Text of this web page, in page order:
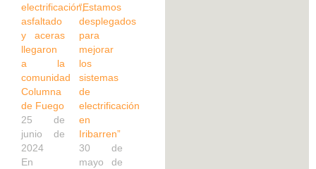
electrificación,
asfaltado
y aceras
llegaron
a la
comunidad
Columna
de Fuego
25 de
junio de
2024
En
“Estamos
desplegados
para
mejorar
los
sistemas
de
electrificación
en
Iribarren”
30 de
mayo de